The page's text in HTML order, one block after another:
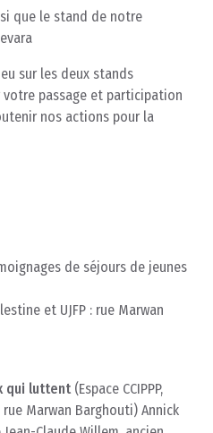
que le stand de notre
sur les deux stands
votre passage et participation
nos actions pour la
de séjours de jeunes
et UJFP : rue Marwan
qui luttent(Espace CCIPPP,
Marwan Barghouti) Annick